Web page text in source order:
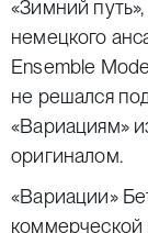
«Зимний
немецкого
Ensemble
не решался
«Вариациям»
оригиналом.
«Вариации»
коммерческой